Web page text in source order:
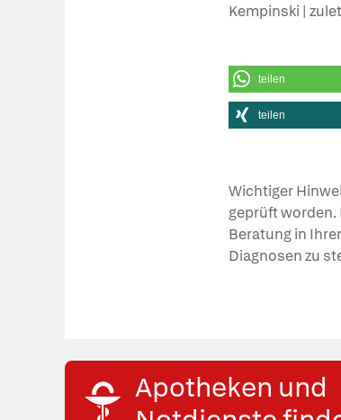
Kempinski |
teilen
teilen
Wichtiger
geprüft worden.
Beratung in
Diagnosen zu
Apotheken und